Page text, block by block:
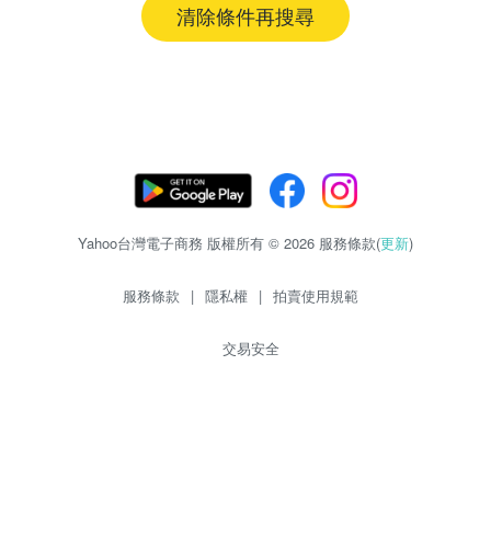
清除條件再搜尋
Yahoo台灣電子商務 版權所有 © 2026 服務條款(更新)
服務條款 | 隱私權 | 拍賣使用規範
交易安全